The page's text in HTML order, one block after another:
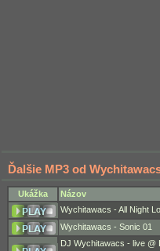
Ďalšie MP3 od
Ukážka Názov
Wychitawacs - All Night
Wychitawacs - Sonic 01
DJ Wychitawacs - live @